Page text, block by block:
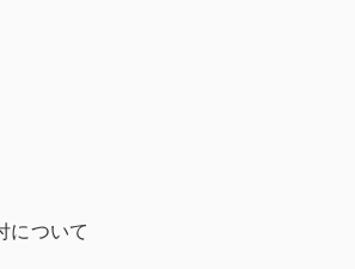
について